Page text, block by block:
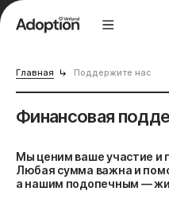
Главная Поддержите нас
Финансовая
Мы ценим ваше участие и
Любая сумма важна и
а нашим подопечным —